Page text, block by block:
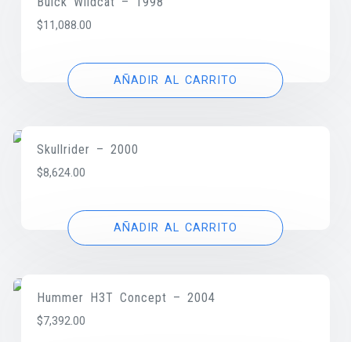
$11,088.00
AÑADIR AL CARRITO
Skullrider – 2000
$8,624.00
AÑADIR AL CARRITO
Hummer H3T Concept – 2004
$7,392.00